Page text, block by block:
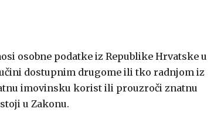
osobne podatke iz Republike Hrvatske u
dostupnim drugome ili tko radnjom iz
imovinsku korist ili prouzroči znatnu
u Zakonu.